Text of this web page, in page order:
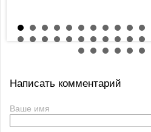
Написать комментарий
Ваше имя